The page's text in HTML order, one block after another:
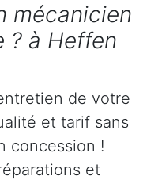
mécanicien
? à Heffen
de votre
et tarif sans
concession !
et